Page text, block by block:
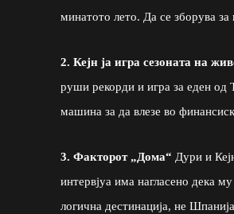
минатото лето. Да се зборува
2. Кејн ја игра сезоната на
руши рекорди и игра за еден од
машина за да влезе во
3. Факторот „Дома“ Дури и
интервјуа има нагласено дека
логична дестинација, не